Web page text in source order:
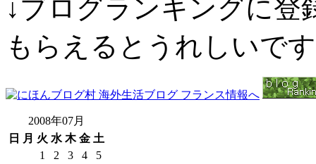
↓ブログランキングに登
もらえるとうれしいで
2008年07月
日
月 火 水 木 金 土
1
2 3 4
5